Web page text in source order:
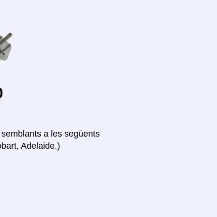
a les següents
Adelaide.)